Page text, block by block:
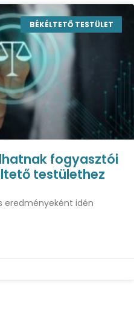
BÉKÉLTETŐ TESTÜLET
fogyasztói
testülethez
eredményeként idén